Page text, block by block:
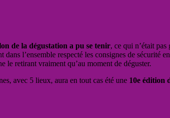
de la dégustation a pu se tenir, ce qui n’était
l’ensemble respecté les consignes de sécurité
le retirant vraiment qu’au moment de déguster.
avec 5 lieux, aura en tout cas été une 10e édition